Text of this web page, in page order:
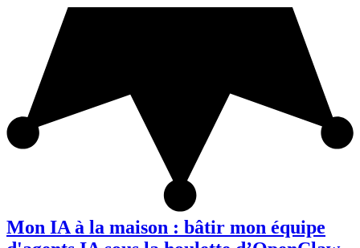
Mon IA à la maison : bâtir mon équipe